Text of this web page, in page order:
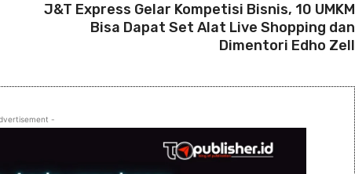
J&T Express Gelar Kompetisi Bisnis, 10 UMKM
Bisa Dapat Set Alat Live Shopping dan
Dimentori Edho Zell
-